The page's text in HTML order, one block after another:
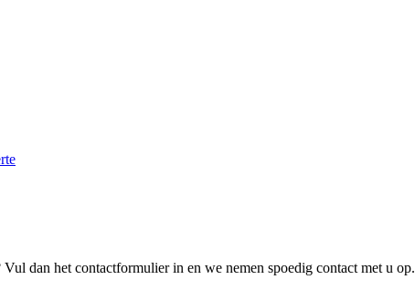
dan het contactformulier in en we nemen spoedig contact met u op.